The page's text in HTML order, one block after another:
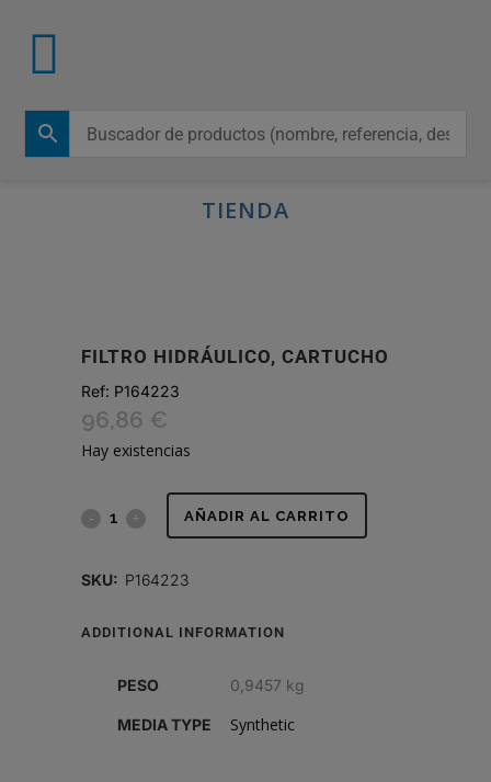
TIENDA
FILTRO HIDRÁULICO, CARTUCHO
Ref: P164223
96,86 €
Hay existencias
FILTRO
quantity
AÑADIR AL CARRITO
SKU: P164223
ADDITIONAL INFORMATION
PESO 0,9457 kg
MEDIA TYPE Synthetic